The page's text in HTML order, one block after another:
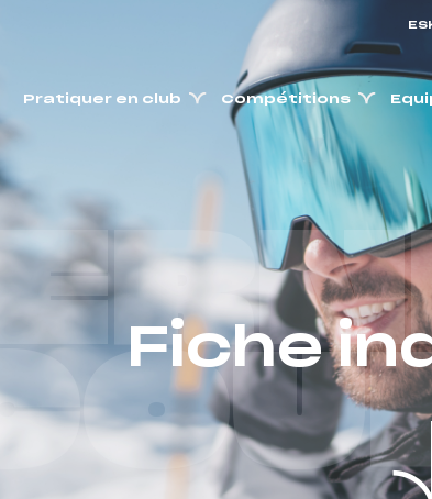
Pratiquer en club Compétitions
Fiche